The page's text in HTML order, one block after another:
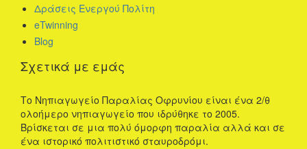
Δράσεις Ενεργού Πολίτη
eTwinning
Blog
Σχετικά με εμάς
Το Νηπιαγωγείο Παραλίας Οφρυνίου είναι ένα 2/θ
ολοήμερο νηπιαγωγείο που ιδρύθηκε το 2005.
Βρίσκεται σε μια πολύ όμορφη παραλία αλλά και σε
ένα ιστορικό πολιτιστικό σταυροδρόμι.